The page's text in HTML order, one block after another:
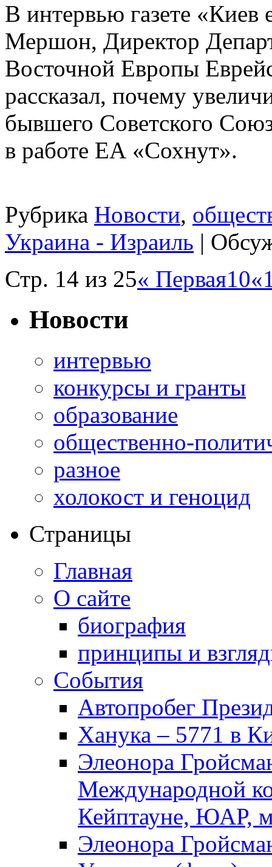
В интервью газете «Киев
Мершон, Директор
Восточной Европы
рассказал, почему
бывшего Советского
в работе ЕА «Сохнут».
Рубрика Новости,
Украина - Израиль |
Стр. 14 из 25« Первая10«
Новости
интервью
конкурсы и гранты
образование
общественно-
разное
холокост и геноцид
Страницы
Главная
О сайте
биография
принципы и
События
Автопробег
Ханука – 5771 в
Элеонора
Международной
Кейптауне, ЮАР,
Элеонора